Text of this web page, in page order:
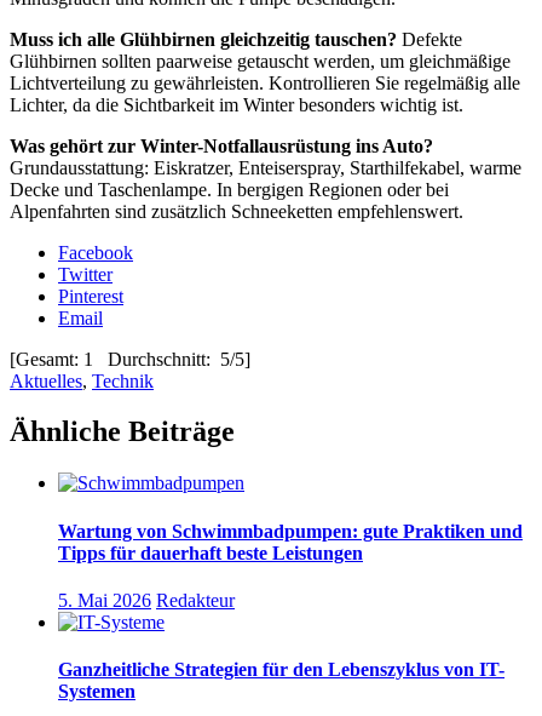
Muss ich alle Glühbirnen gleichzeitig tauschen? Defekte
Glühbirnen sollten paarweise getauscht werden, um gleichmäßige
Lichtverteilung zu gewährleisten. Kontrollieren Sie regelmäßig alle
Lichter, da die Sichtbarkeit im Winter besonders wichtig ist.
Was gehört zur Winter-Notfallausrüstung ins Auto?
Grundausstattung: Eiskratzer, Enteiserspray, Starthilfekabel, warme
Decke und Taschenlampe. In bergigen Regionen oder bei
Alpenfahrten sind zusätzlich Schneeketten empfehlenswert.
Facebook
Twitter
Pinterest
Email
[Gesamt: 1 Durchschnitt: 5/5]
Aktuelles, Technik
Ähnliche Beiträge
Wartung von Schwimmbadpumpen: gute Praktiken und
Tipps für dauerhaft beste Leistungen
5. Mai 2026 Redakteur
Ganzheitliche Strategien für den Lebenszyklus von IT-
Systemen